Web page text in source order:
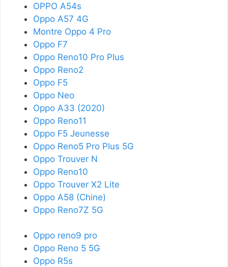
OPPO A54s
Oppo A57 4G
Montre Oppo 4 Pro
Oppo F7
Oppo Reno10 Pro Plus
Oppo Reno2
Oppo F5
Oppo Neo
Oppo A33 (2020)
Oppo Reno11
Oppo F5 Jeunesse
Oppo Reno5 Pro Plus 5G
Oppo Trouver N
Oppo Reno10
Oppo Trouver X2 Lite
Oppo A58 (Chine)
Oppo Reno7Z 5G
Oppo reno9 pro
Oppo Reno 5 5G
Oppo R5s